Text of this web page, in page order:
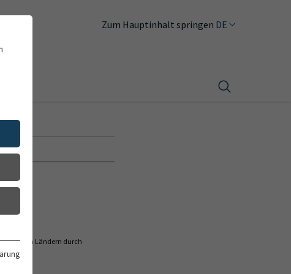
Zum Hauptinhalt springen DE
Ländern durch